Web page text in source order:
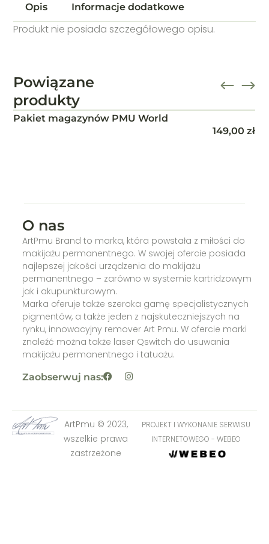
Opis Informacje dodatkowe
Produkt nie posiada szczegółowego opisu.
Powiązane
produkty
CZASOPISMO PMU Wolrd wydanie 5
49,00zł
O nas
ArtPmu Brand to marka, która powstała z miłości do
makijażu permanentnego. W swojej ofercie posiada
najlepszej jakości urządzenia do makijażu
permanentnego – zarówno w systemie kartridzowym
jak i akupunkturowym.
Marka oferuje także szeroka gamę specjalistycznych
pigmentów, a także jeden z najskuteczniejszych na
rynku, innowacyjny remover Art Pmu. W ofercie marki
znaleźć można także laser Qswitch do usuwania
makijażu permanentnego i tatuażu.
Zaobserwuj nas:
ArtPmu © 2023,
wszelkie prawa
zastrzeżone
PROJEKT I WYKONANIE SERWISU
INTERNETOWEGO - WEBEO